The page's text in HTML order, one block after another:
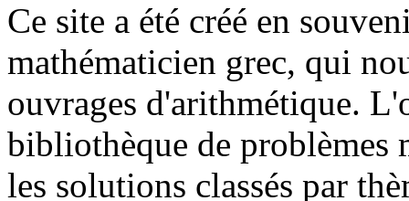
Ce site a été créé en
mathématicien grec, qui
ouvrages d'arithmétique.
bibliothèque de problèmes
les solutions classés par